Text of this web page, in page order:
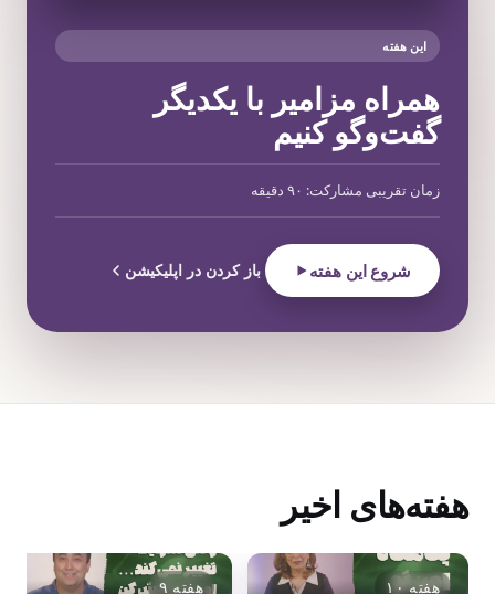
این هفته
همراه مزامیر با یکدیگر
گفت‌وگو کنیم
زمان تقریبی مشارکت: ۹۰ دقیقه
شروع این هفته باز کردن در اپلیکیشن
هفته‌های اخیر
هفته ۱۰ هفته ۹